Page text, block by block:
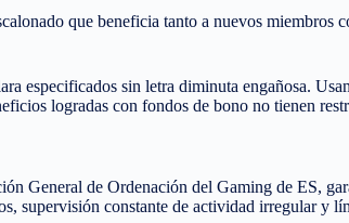
que beneficia tanto a nuevos
especificados sin letra diminuta engañosa.
logradas con fondos de bono no tienen
General de Ordenación del Gaming de ES,
supervisión constante de actividad irregular y